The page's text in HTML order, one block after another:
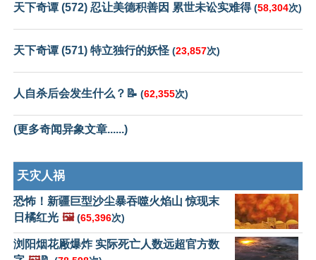
天下奇谭 (572) 忍让美德积善因 累世未讼实难得(58,304次)
天下奇谭 (571) 特立独行的妖怪 (23,857次)
人自杀后会发生什么？📝 (62,355次)
(更多奇闻异象文章......)
天灾人祸
恐怖！新疆巨型沙尘暴吞噬火焰山 惊现末
日橘红光 🖼️ (65,396次)
浏阳烟花厰爆炸 实际死亡人数远超官方数